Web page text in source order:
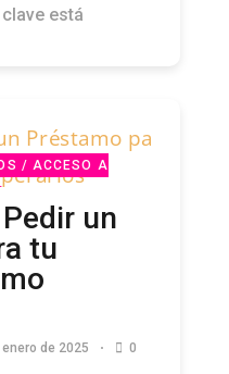
está
/ ACCESO A
un
tu
enero de 2025 0